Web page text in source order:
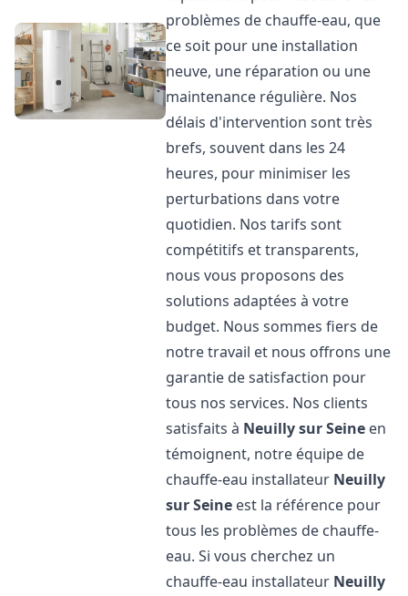
problèmes de chauffe-eau, que
ce soit pour une installation
neuve, une réparation ou une
maintenance régulière. Nos
délais d'intervention sont très
brefs, souvent dans les 24
heures, pour minimiser les
perturbations dans votre
quotidien. Nos tarifs sont
compétitifs et transparents,
nous vous proposons des
solutions adaptées à votre
budget. Nous sommes fiers de
notre travail et nous offrons une
garantie de satisfaction pour
tous nos services. Nos clients
satisfaits à Neuilly sur Seine en
témoignent, notre équipe de
chauffe-eau installateur Neuilly
sur Seine est la référence pour
tous les problèmes de chauffe-
eau. Si vous cherchez un
chauffe-eau installateur Neuilly